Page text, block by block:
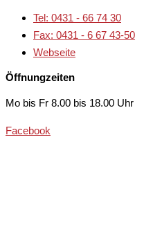
Tel: 0431 - 66 74 30
Fax: 0431 - 6 67 43-50
Webseite
Öffnungzeiten
Mo bis Fr 8.00 bis 18.00 Uhr
Facebook